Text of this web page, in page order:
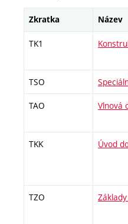
Zkratka Název
TK1
TSO
TAO Vlnová
TKK Úvod
TZO